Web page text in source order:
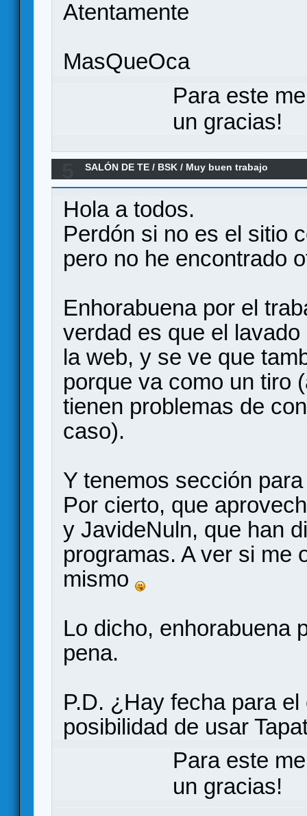
Atentamente
MasQueOca
Para este
un gracias!
SALÓN DE TE / BSK / Muy buen trabajo
Hola a todos.
Perdón si no es el sitio
pero no he encontrado
Enhorabuena por el
verdad es que el
la web, y se ve que
porque va como un tiro
tienen problemas de
caso).
Y tenemos sección
Por cierto, que
y JavideNuln, que han
programas. A ver si me
mismo
Lo dicho, enhorabuena
pena.
P.D. ¿Hay fecha para
posibilidad de usar
Para este
un gracias!